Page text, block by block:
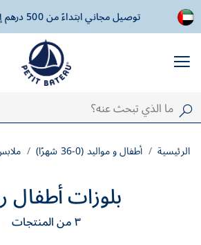
توصيل مجاني ابتداءً من 500 درهم إماراتي
الرئيسية أطفال و مواليد (0-36 شهرًا)
بلوزات
٣من المنتجات